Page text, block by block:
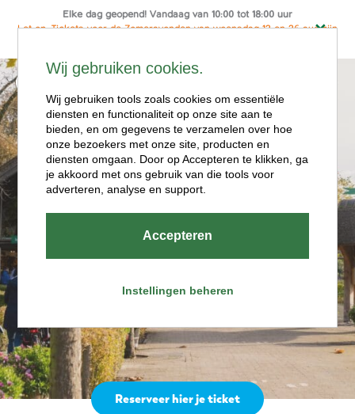
Elke dag geopend! Vandaag van 10:00 tot 18:00 uur
Let op: Tickets voor de Zomeravonden van woensdag 12 en 26 aug zijn
Ga
naar
de
inhoud
Openingstijde
n
Reserveer hier je ticket
Wij gebruiken cookies.
Wij gebruiken tools zoals cookies om essentiële
diensten en functionaliteit op onze site aan te
bieden, en om gegevens te verzamelen over hoe
onze bezoekers met onze site, producten en
diensten omgaan. Door op Accepteren te klikken, ga
je akkoord met ons gebruik van die tools voor
adverteren, analyse en support.
Accepteren
Instellingen beheren